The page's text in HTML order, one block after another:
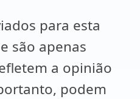
para esta
são apenas
a opinião
podem